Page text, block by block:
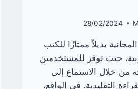
28/02/2024
بديلاً ممتازًا للكتب
حيث توفر للمستخدمين
من خلال الاستماع إلى
التقليدية. في الواقع،